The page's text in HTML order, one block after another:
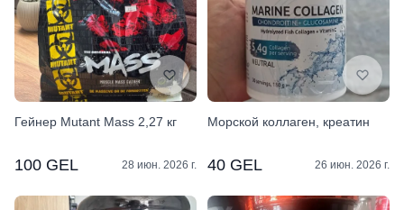
Гейнер Mutant Mass 2,27 кг
100 GEL 28 июн. 2026 г.
Морской коллаген, креатин
40 GEL 26 июн. 2026 г.